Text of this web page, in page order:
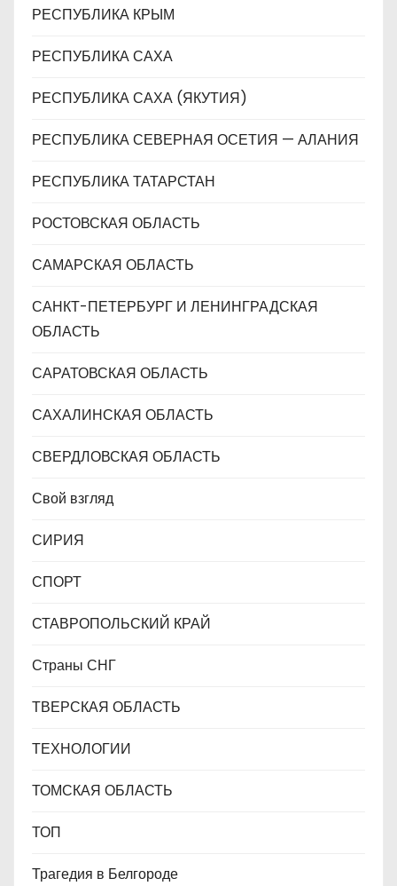
РЕСПУБЛИКА КРЫМ
РЕСПУБЛИКА САХА
РЕСПУБЛИКА САХА (ЯКУТИЯ)
РЕСПУБЛИКА СЕВЕРНАЯ ОСЕТИЯ — АЛАНИЯ
РЕСПУБЛИКА ТАТАРСТАН
РОСТОВСКАЯ ОБЛАСТЬ
САМАРСКАЯ ОБЛАСТЬ
САНКТ-ПЕТЕРБУРГ И ЛЕНИНГРАДСКАЯ
ОБЛАСТЬ
САРАТОВСКАЯ ОБЛАСТЬ
САХАЛИНСКАЯ ОБЛАСТЬ
СВЕРДЛОВСКАЯ ОБЛАСТЬ
Свой взгляд
СИРИЯ
СПОРТ
СТАВРОПОЛЬСКИЙ КРАЙ
Страны СНГ
ТВЕРСКАЯ ОБЛАСТЬ
ТЕХНОЛОГИИ
ТОМСКАЯ ОБЛАСТЬ
ТОП
Трагедия в Белгороде